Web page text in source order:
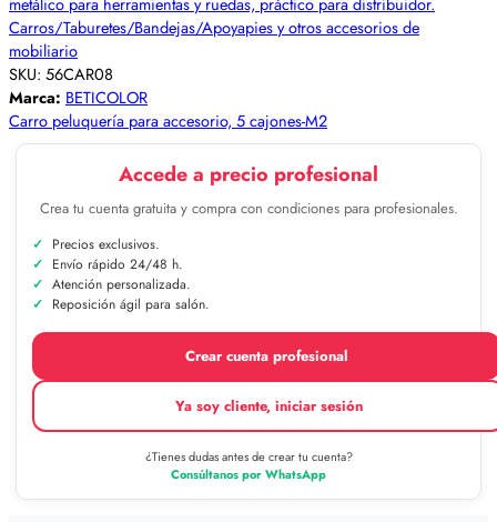
Carros/Taburetes/Bandejas/Apoyapies y otros accesorios de
mobiliario
SKU: 56CAR08
Marca: BETICOLOR
Carro peluquería para accesorio, 5 cajones-M2
Accede a precio profesional
Crea tu cuenta gratuita y compra con condiciones para profesionales.
Precios exclusivos.
Envío rápido 24/48 h.
Atención personalizada.
Reposición ágil para salón.
Crear cuenta profesional
Ya soy cliente, iniciar sesión
¿Tienes dudas antes de crear tu cuenta?
Consúltanos por WhatsApp